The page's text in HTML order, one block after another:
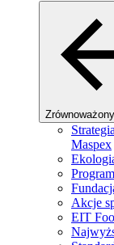
Maspex
Akcje
EIT